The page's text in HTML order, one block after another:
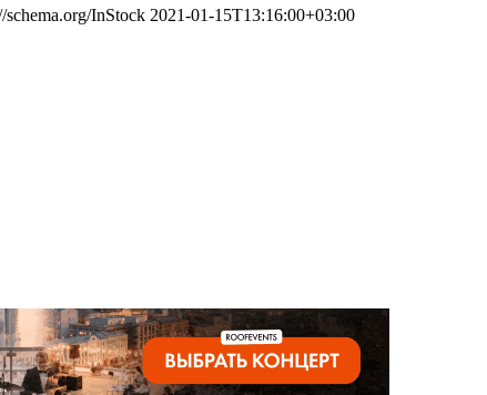
schema.org/InStock 2021-01-15T13:16:00+03:00